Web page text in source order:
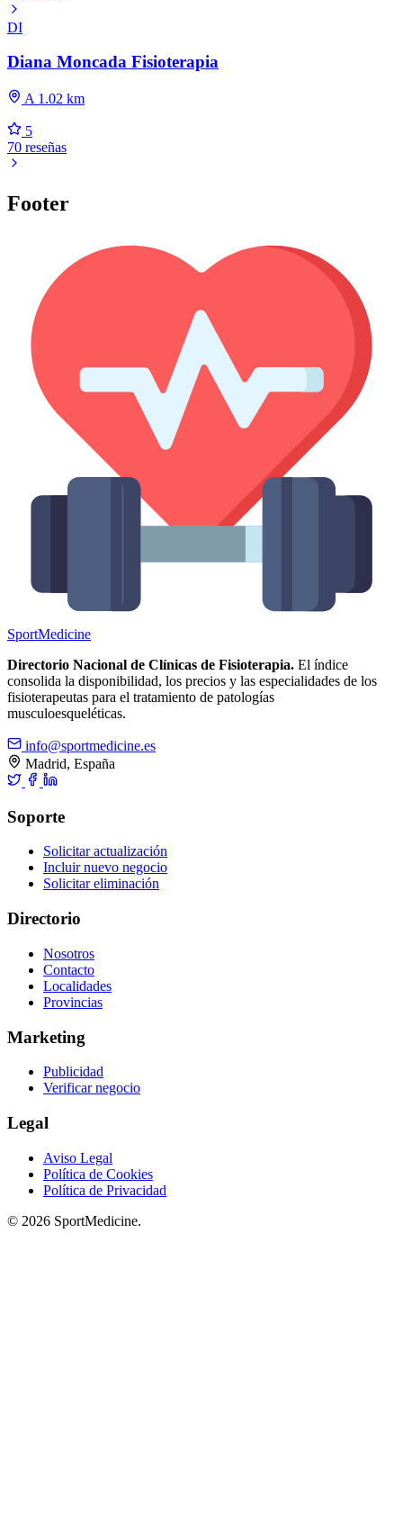
DI
Diana Moncada Fisioterapia
A 1.02 km
5
70 reseñas
Footer
SportMedicine
Directorio Nacional de Clínicas de Fisioterapia. El índice
consolida la disponibilidad, los precios y las especialidades de los
fisioterapeutas para el tratamiento de patologías
musculoesqueléticas.
info@sportmedicine.es
Madrid, España
Soporte
Solicitar actualización
Incluir nuevo negocio
Solicitar eliminación
Directorio
Nosotros
Contacto
Localidades
Provincias
Marketing
Publicidad
Verificar negocio
Legal
Aviso Legal
Política de Cookies
Política de Privacidad
© 2026 SportMedicine.